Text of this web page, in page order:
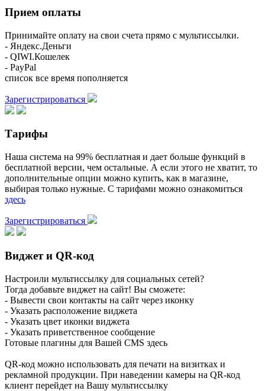
Прием оплаты
Принимайте оплату на свои счета прямо с мультиссылки.
- Яндекс.Деньги
- QIWI.Кошелек
- PayPal
список все время пополняется
Зарегистрироваться
Тарифы
Наша система на 99% бесплатная и дает больше функций в
бесплатной версии, чем остальные. А если этого не хватит, то
дополнительные опции можно купить, как в магазине,
выбирая только нужные. С тарифами можно ознакомиться
здесь
Зарегистрироваться
Виджет и QR-код
Настроили мультиссылку для социальных сетей?
Тогда добавьте виджет на сайт! Вы сможете:
- Вывести свои контакты на сайт через иконку
- Указать расположение виджета
- Указать цвет иконки виджета
- Указать приветственное сообщение
Готовые плагины для Вашей CMS здесь
QR-код можно использовать для печати на визитках и
рекламной продукции. При наведении камеры на QR-код
клиент перейдет на Вашу мультиссылку